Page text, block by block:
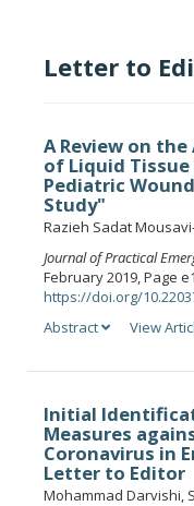
Letter to
A Review on
of Liquid
Pediatric
Study"
Razieh Sadat
Journal of Practical
February 2019, Page e1
https://doi.org/
Abstract
View
Initial
Measures
Coronavirus in
Letter to Editor
Mohammad Darvishi,